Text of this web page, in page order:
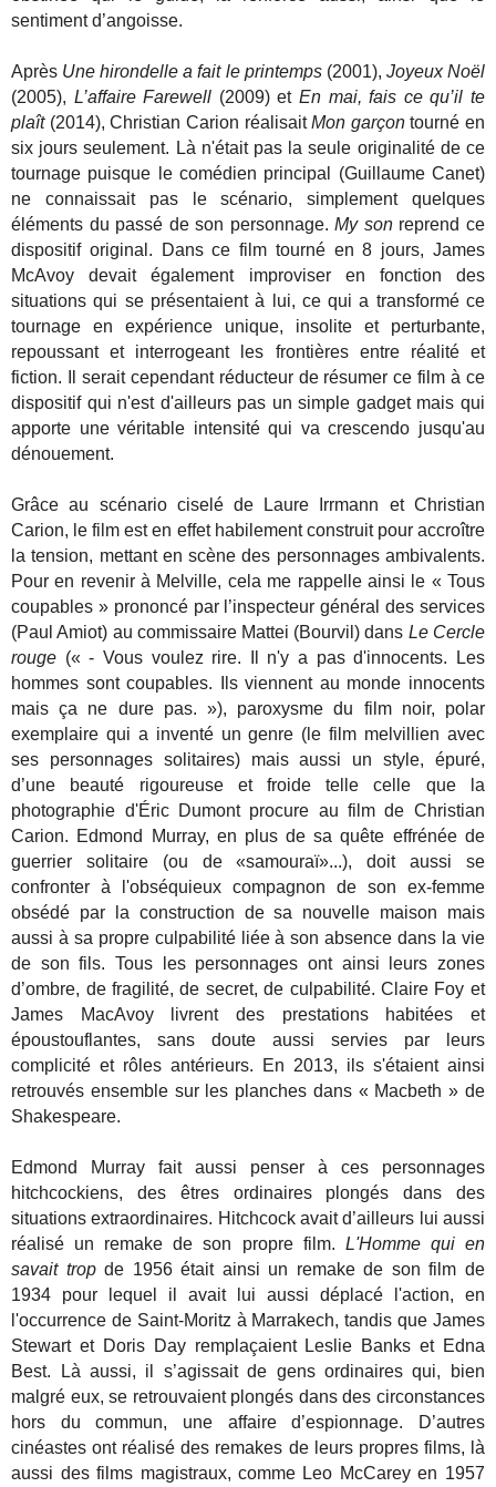
sentiment d’angoisse.
Après Une hirondelle a fait le printemps(2001), Joyeux Noël
(2005), L’affaire Farewell (2009) etEn mai, fais ce qu’il te
plaît(2014), Christian Carion réalisaitMon garçontourné en
six jours seulement. Là n'était pas la seule originalité de ce
tournage puisque le comédien principal (Guillaume Canet)
ne connaissait pas le scénario, simplement quelques
éléments du passé de son personnage.My sonreprend ce
dispositif original. Dans ce film tourné en 8 jours, James
McAvoy devait également improviser en fonction des
situations qui se présentaient à lui, ce qui a transformé ce
tournage en expérience unique, insolite et perturbante,
repoussant et interrogeant les frontières entre réalité et
fiction. Il serait cependant réducteur de résumer ce film à ce
dispositif qui n'est d'ailleurs pas un simple gadget mais qui
apporte une véritable intensité qui va crescendo jusqu'au
dénouement.
Grâce au scénario ciselé de Laure Irrmann et Christian
Carion, le film est en effet habilement construit pour accroître
la tension, mettant en scène des personnages ambivalents.
Pour en revenir à Melville, cela me rappelle ainsi le « Tous
coupables » prononcé par l’inspecteur général des services
(Paul Amiot) au commissaire Mattei (Bourvil) dans Le Cercle
rouge (« - Vous voulez rire. Il n'y a pas d'innocents. Les
hommes sont coupables. Ils viennent au monde innocents
mais ça ne dure pas. »), paroxysme du film noir, polar
exemplaire qui a inventé un genre (le film melvillien avec
ses personnages solitaires) mais aussi un style, épuré,
d’une beauté rigoureuse et froide telle celle que la
photographie d'Éric Dumont procure au film de Christian
Carion. Edmond Murray, en plus de sa quête effrénée de
guerrier solitaire (ou de «samouraï»...), doit aussi se
confronter à l'obséquieux compagnon de son ex-femme
obsédé par la construction de sa nouvelle maison mais
aussi à sa propre culpabilité liée à son absence dans la vie
de son fils. Tous les personnages ont ainsi leurs zones
d’ombre, de fragilité, de secret, de culpabilité. Claire Foy et
James MacAvoy livrent des prestations habitées et
époustouflantes, sans doute aussi servies par leurs
complicité et rôles antérieurs. En 2013, ils s'étaient ainsi
retrouvés ensemble sur les planches dans « Macbeth » de
Shakespeare.
Edmond Murray fait aussi penser à ces personnages
hitchcockiens, des êtres ordinaires plongés dans des
situations extraordinaires. Hitchcock avait d’ailleurs lui aussi
réalisé un remake de son propre film. L'Homme qui en
savait tropde 1956 était ainsi un remake de son film de
1934 pour lequel il avait lui aussi déplacé l'action, en
l'occurrence de Saint-Moritz à Marrakech, tandis que James
Stewart et Doris Day remplaçaient Leslie Banks et Edna
Best. Là aussi, il s’agissait de gens ordinaires qui, bien
malgré eux, se retrouvaient plongés dans des circonstances
hors du commun, une affaire d’espionnage. D’autres
cinéastes ont réalisé des remakes de leurs propres films, là
aussi des films magistraux, comme Leo McCarey en 1957